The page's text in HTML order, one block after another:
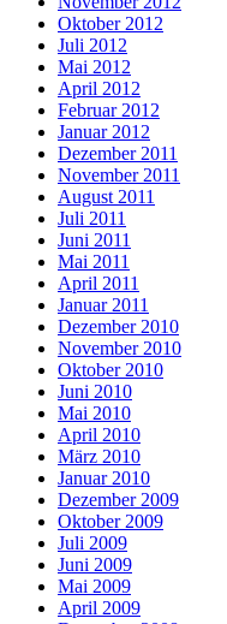
Oktober 2012
Juli 2012
Mai 2012
April 2012
Februar 2012
Januar 2012
Dezember 2011
November 2011
August 2011
Juli 2011
Juni 2011
Mai 2011
April 2011
Januar 2011
Dezember 2010
November 2010
Oktober 2010
Juni 2010
Mai 2010
April 2010
März 2010
Januar 2010
Dezember 2009
Oktober 2009
Juli 2009
Juni 2009
Mai 2009
April 2009